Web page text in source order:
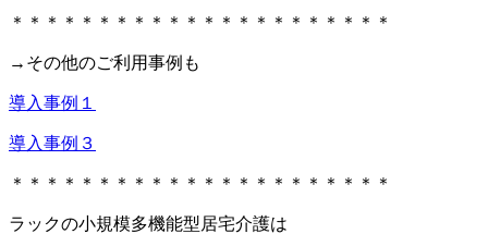
＊＊＊＊＊＊＊＊＊＊＊＊＊＊＊＊＊＊＊＊＊＊
→その他のご利用事例も
導入事例１
導入事例３
＊＊＊＊＊＊＊＊＊＊＊＊＊＊＊＊＊＊＊＊＊＊
ラックの小規模多機能型居宅介護は